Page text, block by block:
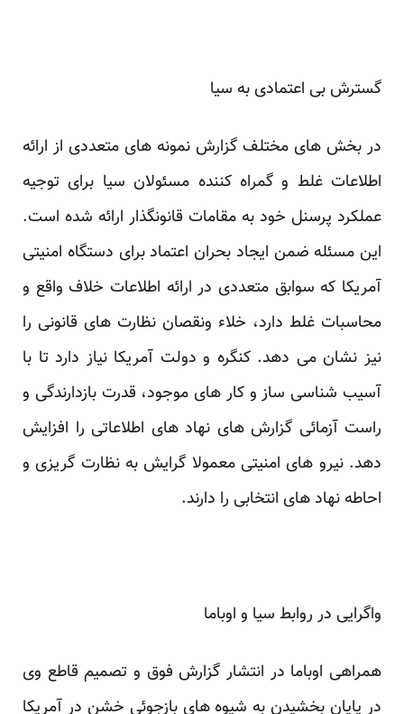
گسترش بی اعتمادی به سیا
در بخش های مختلف گزارش نمونه های متعددی از ارائه
اطلاعات غلط و گمراه کننده مسئولان سیا برای توجیه
عملکرد پرسنل خود به مقامات قانونگذار ارائه شده است.
این مسئله ضمن ایجاد بحران اعتماد برای دستگاه امنیتی
آمریکا که سوابق متعددی در ارائه اطلاعات خلاف واقع و
محاسبات غلط دارد، خلاء ونقصان نظارت های قانونی را
نیز نشان می دهد. کنگره و دولت آمریکا نیاز دارد تا با
آسیب شناسی ساز و کار های موجود، قدرت بازدارندگی و
راست آزمائی گزارش های نهاد های اطلاعاتی را افزایش
دهد. نیرو های امنیتی معمولا گرایش به نظارت گریزی و
احاطه نهاد های انتخابی را دارند.
واگرایی در روابط سیا و اوباما
همراهی اوباما در انتشار گزارش فوق و تصمیم قاطع وی
در پایان بخشیدن به شیوه های بازجوئی خشن در آمریکا